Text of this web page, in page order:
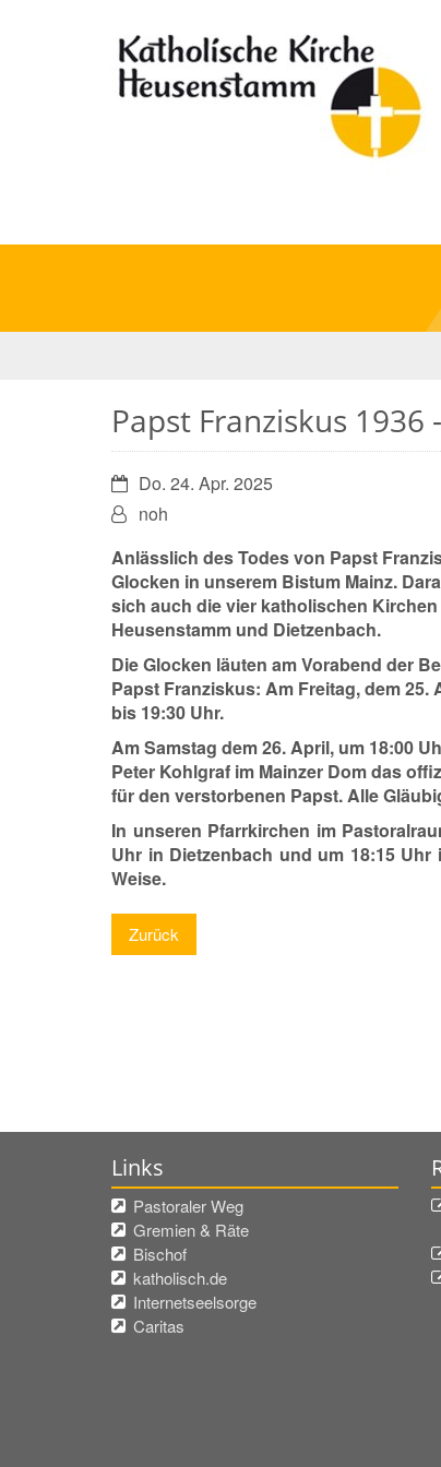
Papst Franziskus 1936
Datum:Do. 24. Apr. 2025
Von:noh
Anlässlich des Todes von Papst
Glocken in unserem Bistum Mainz.
sich auch die vier katholischen Kirchen
Heusenstamm und Dietzenbach.
Die Glocken läuten am Vorabend der
Papst Franziskus: Am Freitag, dem 25.
bis 19:30 Uhr.
Am Samstag dem 26. April, um 18:00
Peter Kohlgraf im Mainzer Dom das
für den verstorbenen Papst. Alle
In unseren Pfarrkirchen im
Uhr in Dietzenbach und um 18:15
Weise.
Zurück
Links
Pastoraler Weg
Gremien & Räte
Bischof
katholisch.de
Internetseelsorge
Caritas